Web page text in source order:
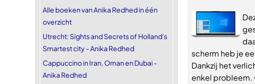
Alle boeken van Anika Redhed in één
overzicht
Utrecht: Sights and Secrets of Holland's
Smartest city - Anika Redhed
Cappuccino in Iran, Oman en Dubai -
Anika Redhed
scherm heb je
Dankzij het
enkel probleem.